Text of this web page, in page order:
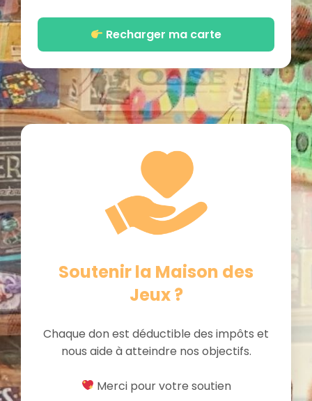
Recharger ma carte
Soutenir la Maison des
Jeux ?
Chaque don est déductible des impôts et
nous aide à atteindre nos objectifs.
Merci pour votre soutien